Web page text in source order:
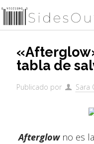
tabla de
Publicado por Sara
Afterglowno es